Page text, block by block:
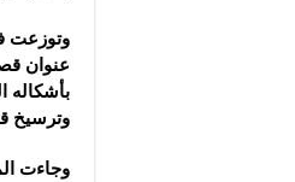
وتوزعت
عنوان
بأشكاله
وترسيخ
وجاءت